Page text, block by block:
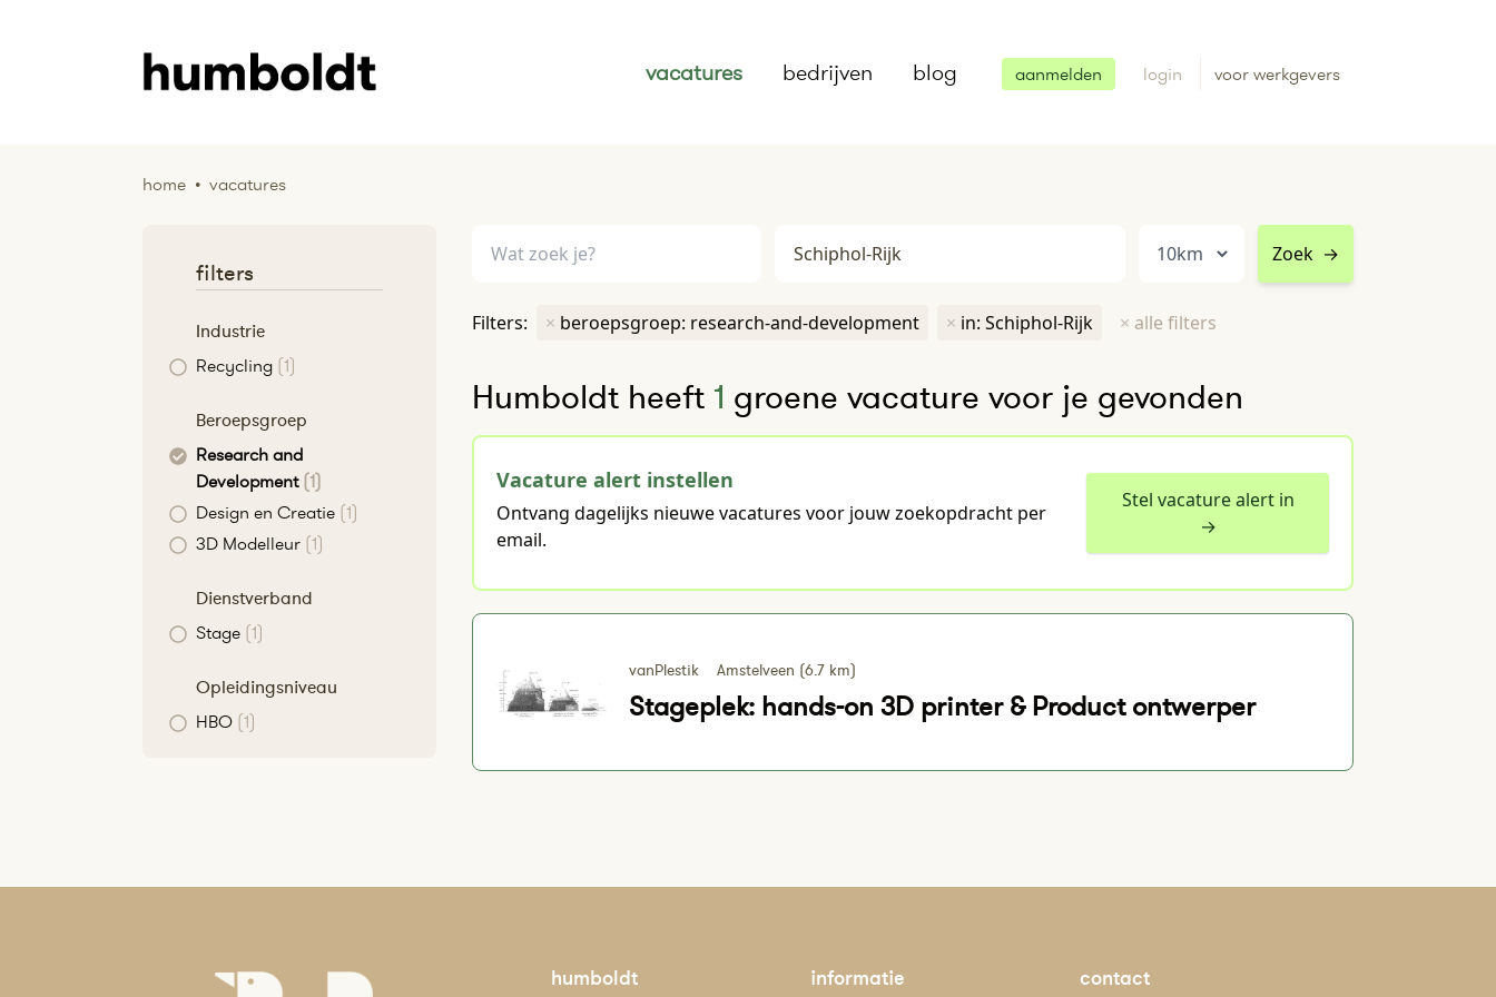
vacatures bedrijven blog aanmelden login voor werkgevers
home • vacatures
Zoek →
Filters: × beroepsgroep: research-and-development × in: Schiphol-Rijk × alle filters
Humboldt heeft 1 groene vacature voor je gevonden
Vacature alert instellen
Ontvang dagelijks nieuwe vacatures voor jouw zoekopdracht per
email.
Stel vacature alert in
→
vanPlestik Amstelveen (6.7 km)
Stageplek: hands-on 3D printer & Product ontwerper
filters
Industrie
Recycling (1)
Beroepsgroep
Research and
Development (1)
Design en Creatie (1)
3D Modelleur (1)
Dienstverband
Stage (1)
Opleidingsniveau
HBO (1)
humboldt informatie contact